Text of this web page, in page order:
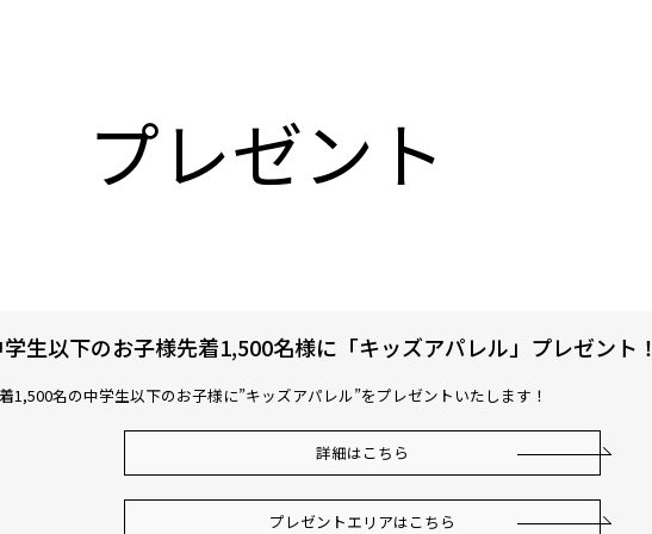
プレゼント
生以下のお子様先着1,500名様に「キッズアパレル」プレゼント！
1,500名の中学生以下のお子様に”キッズアパレル”をプレゼントいたします！
詳細はこちら
プレゼントエリアはこちら